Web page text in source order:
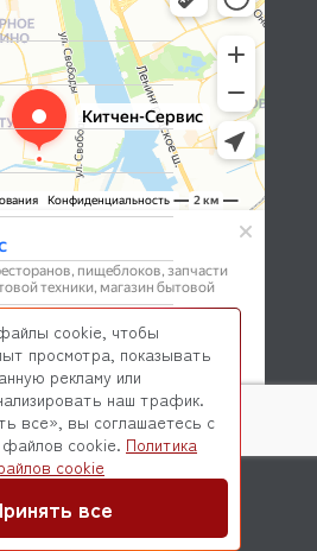
Интернет-магазин запчастей
кухни
cookie, чтобы
просмотра, показывать
рекламу или
наш трафик.
все», вы соглашаетесь с
файлов cookie. Политика
cookie
все